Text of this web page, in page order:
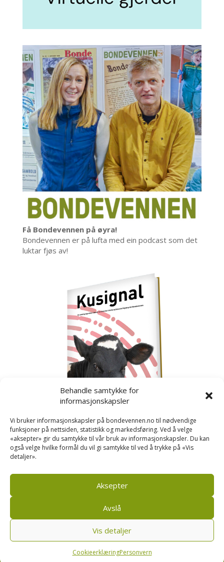
Behandle samtykke for
informasjonskapsler
Vi bruker informasjonskapsler på bondevennen.no til nødvendige
funksjoner på nettsiden, statistikk og markedsføring. Ved å velge
«aksepter» gir du samtykke til vår bruk av informasjonskapsler. Du kan
også velge hvilke formål du vil gi samtykke til ved å trykke på «Vis
detaljer».
Aksepter
Avslå
Vis detaljer
CookieerklæringPersonvern
Få Bondevennen på øyra!
Bondevennen er på lufta med ein podcast som det
luktar fjøs av!
Kusignal
Bondevennen SA, Pb 208, sentrum, 4001 Stavanger
Personvern og cookies regler